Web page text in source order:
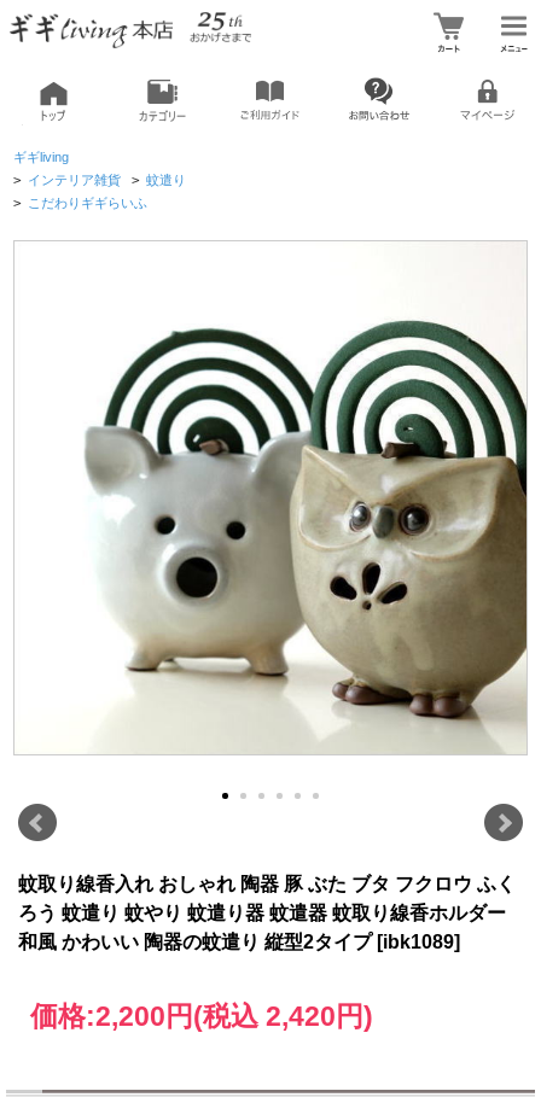
ギギliving
> インテリア雑貨 > 蚊遣り
> こだわりギギらいふ
蚊取り線香入れ おしゃれ 陶器 豚 ぶた ブタ フクロウ ふく
ろう 蚊遣り 蚊やり 蚊遣り器 蚊遣器 蚊取り線香ホルダー
和風 かわいい 陶器の蚊遣り 縦型2タイプ [ibk1089]
価格:2,200円(税込 2,420円)